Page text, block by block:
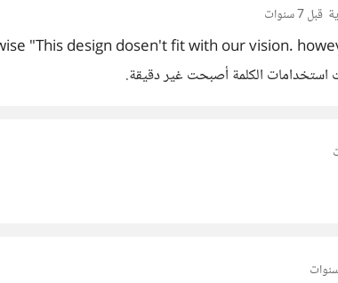
قبل 7 سنوات
استخدامات الكلمة أصبحت غير دقيقة.